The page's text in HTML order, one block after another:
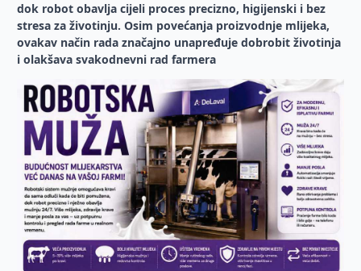
dok robot obavlja cijeli proces precizno, higijenski i bez
stresa za životinju. Osim povećanja proizvodnje mlijeka,
ovakav način rada značajno unapređuje dobrobit životinja
i olakšava svakodnevni rad farmera